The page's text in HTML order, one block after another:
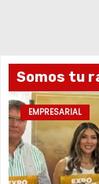
Somos tu
EMPRESARIAL